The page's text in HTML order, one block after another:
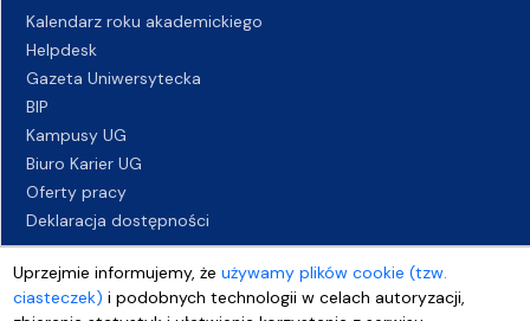
Uprzejmie informujemy, żeużywamy plików cookie (tzw.
ciasteczek) i podobnych technologii w celach autoryzacji,
Kalendarz roku akademickiego
Helpdesk
Gazeta Uniwersytecka
BIP
Kampusy UG
Biuro Karier UG
Oferty pracy
Deklaracja dostępności